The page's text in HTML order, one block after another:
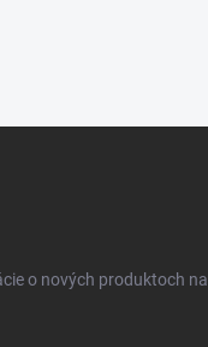
o nových produktoch na